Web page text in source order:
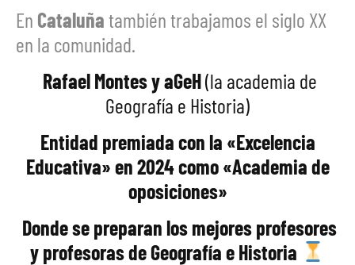
En Cataluñatambién trabajamos el siglo XX
en la comunidad.
‍ Rafael Montes y aGeH(la academia de
Geografía e Historia)
Entidad premiada con la «Excelencia
Educativa» en 2024 como «Academia de
oposiciones»
‍ Donde se preparan los mejores profesores
y profesoras de Geografía e Historia